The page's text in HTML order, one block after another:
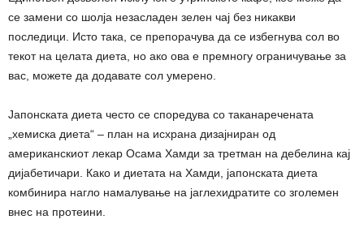
се замени со шолја незасладен зелен чај без никакви
последици. Исто така, се препорачува да се избегнува сол во
текот на целата диета, но ако ова е премногу ограничување за
вас, можете да додавате сол умерено.
Јапонската диета често се споредува со таканаречената
„хемиска диета“ – план на исхрана дизајниран од
американскиот лекар Осама Хамди за третман на дебелина кај
дијабетичари. Како и диетата на Хамди, јапонската диета
комбинира нагло намалување на јаглехидратите со зголемен
внес на протеини.